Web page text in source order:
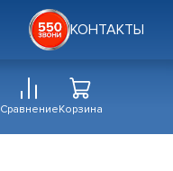
КОНТАКТЫ
СравнениеКорзина